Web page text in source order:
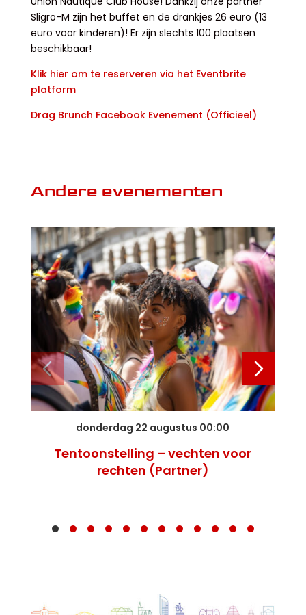
Sligro-M zijn het buffet en de drankjes 26 euro (13
euro voor kinderen)! Er zijn slechts 100 plaatsen
beschikbaar!
Klik hier om te reserveren via het Eventbrite
platform
Drag Brunch Facebook Evenement (Officieel)
Andere evenementen
donderdag 22 augustus 00:00
Tentoonstelling – vechten voor
rechten (Partner)